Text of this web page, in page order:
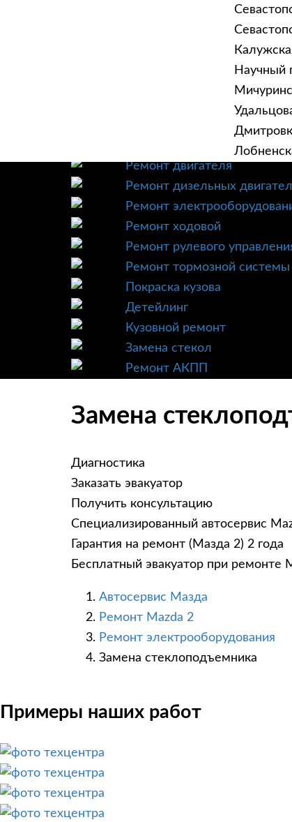
Научный
Техническое обслуживание
Ремонт трансмиссии
Ремонт двигателя
Ремонт дизельных
Ремонт
Ремонт ходовой
Ремонт рулевого
Ремонт тормозной системы
Покраска кузова
Детейлинг
Кузовной ремонт
Замена стекол
Ремонт АКПП
Замена
Диагностика
Заказать эвакуатор
Получить консультацию
Специализированный автосервис
Гарантия на ремонт (Мазда 2) 2 года
Бесплатный эвакуатор при ремонте
Автосервис Мазда
Ремонт Mazda 2
Ремонт электрооборудования
Замена стеклоподъемника
Примеры наших работ